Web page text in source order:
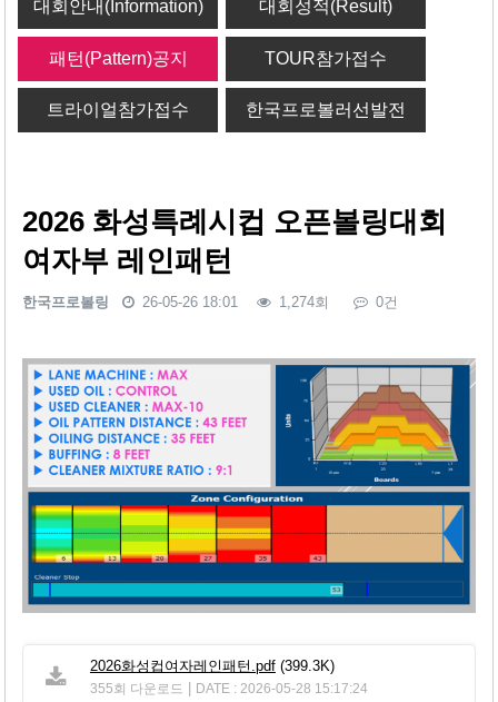
대회안내(Information) 대회성적(Result)
패턴(Pattern)공지 TOUR참가접수
트라이얼참가접수 한국프로볼러선발전
2026 화성특례시컵 오픈볼링대회
여자부 레인패턴
한국프로볼링 26-05-26 18:01 1,274회 0건
본문
2026화성컵여자레인패턴.pdf(399.3K)
355회 다운로드 DATE : 2026-05-28 15:17:24